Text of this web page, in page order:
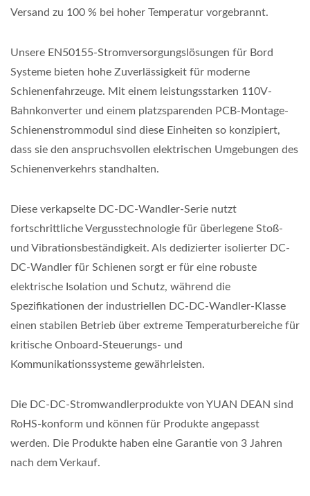
Versand zu 100 % bei hoher Temperatur vorgebrannt.
Unsere EN50155-Stromversorgungslösungen für Bord
Systeme bieten hohe Zuverlässigkeit für moderne
Schienenfahrzeuge. Mit einem leistungsstarken 110V-
Bahnkonverter und einem platzsparenden PCB-Montage-
Schienenstrommodul sind diese Einheiten so konzipiert,
dass sie den anspruchsvollen elektrischen Umgebungen des
Schienenverkehrs standhalten.
Diese verkapselte DC-DC-Wandler-Serie nutzt
fortschrittliche Vergusstechnologie für überlegene Stoß-
und Vibrationsbeständigkeit. Als dedizierter isolierter DC-
DC-Wandler für Schienen sorgt er für eine robuste
elektrische Isolation und Schutz, während die
Spezifikationen der industriellen DC-DC-Wandler-Klasse
einen stabilen Betrieb über extreme Temperaturbereiche für
kritische Onboard-Steuerungs- und
Kommunikationssysteme gewährleisten.
Die DC-DC-Stromwandlerprodukte von YUAN DEAN sind
RoHS-konform und können für Produkte angepasst
werden. Die Produkte haben eine Garantie von 3 Jahren
nach dem Verkauf.